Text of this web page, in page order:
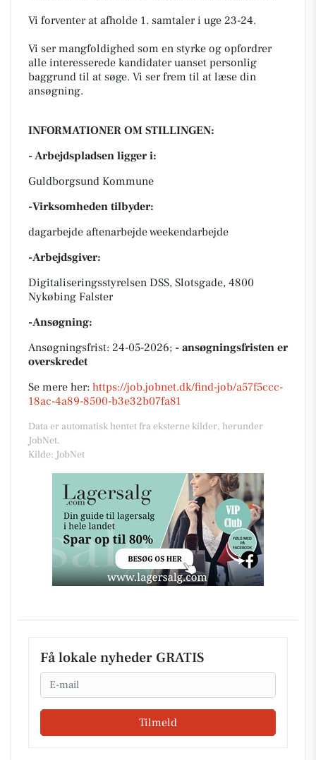
Vi forventer at afholde 1. samtaler i uge 23-24.
Vi ser mangfoldighed som en styrke og opfordrer
alle interesserede kandidater uanset personlig
baggrund til at søge. Vi ser frem til at læse din
ansøgning.
INFORMATIONER OM STILLINGEN:
- Arbejdspladsen ligger i:
Guldborgsund Kommune
-Virksomheden tilbyder:
dagarbejde aftenarbejde weekendarbejde
-Arbejdsgiver:
Digitaliseringsstyrelsen DSS, Slotsgade, 4800
Nykøbing Falster
-Ansøgning:
Ansøgningsfrist: 24-05-2026; - ansøgningsfristen er
overskredet
Se mere her: https://job.jobnet.dk/find-job/a57f5ccc-
18ac-4a89-8500-b3e32b07fa81
Data er automatisk hentet fra eksterne kilder, herunder
JobNet.
Kilde: JobNet
Få lokale nyheder GRATIS
Email
Tilmeld